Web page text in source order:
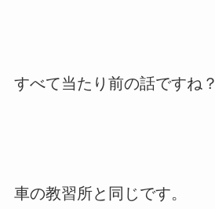
すべて当たり前の話ですね？
車の教習所と同じです。